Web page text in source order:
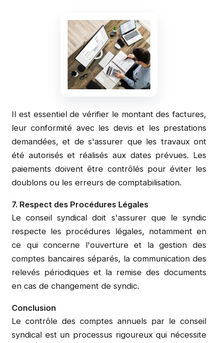
Il est essentiel de vérifier le montant des factures,
leur conformité avec les devis et les prestations
demandées, et de s'assurer que les travaux ont
été autorisés et réalisés aux dates prévues. Les
paiements doivent être contrôlés pour éviter les
doublons ou les erreurs de comptabilisation.
7. Respect des Procédures Légales
Le conseil syndical doit s'assurer que le syndic
respecte les procédures légales, notamment en
ce qui concerne l'ouverture et la gestion des
comptes bancaires séparés, la communication des
relevés périodiques et la remise des documents
en cas de changement de syndic.
Conclusion
Le contrôle des comptes annuels par le conseil
syndical est un processus rigoureux qui nécessite